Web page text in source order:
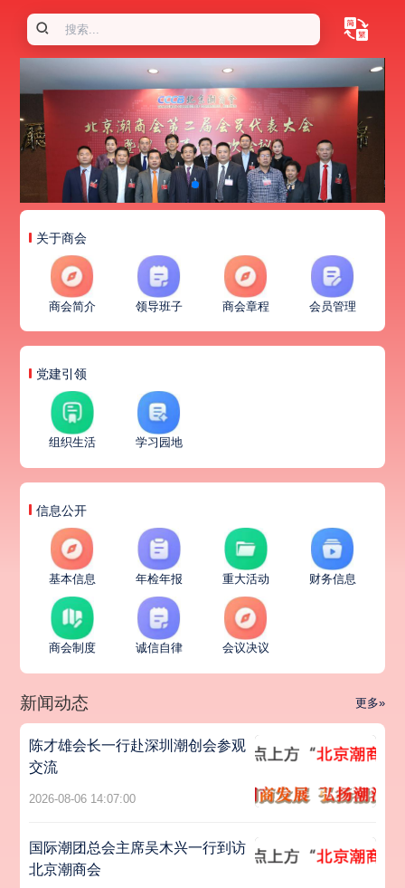
关于商会
商会简介 领导班子 商会章程 会员管理
党建引领
组织生活 学习园地
信息公开
基本信息 年检年报 重大活动 财务信息
商会制度 诚信自律 会议决议
新闻动态 更多»
陈才雄会长一行赴深圳潮创会参观
交流
2026-08-06 14:07:00
国际潮团总会主席吴木兴一行到访
北京潮商会